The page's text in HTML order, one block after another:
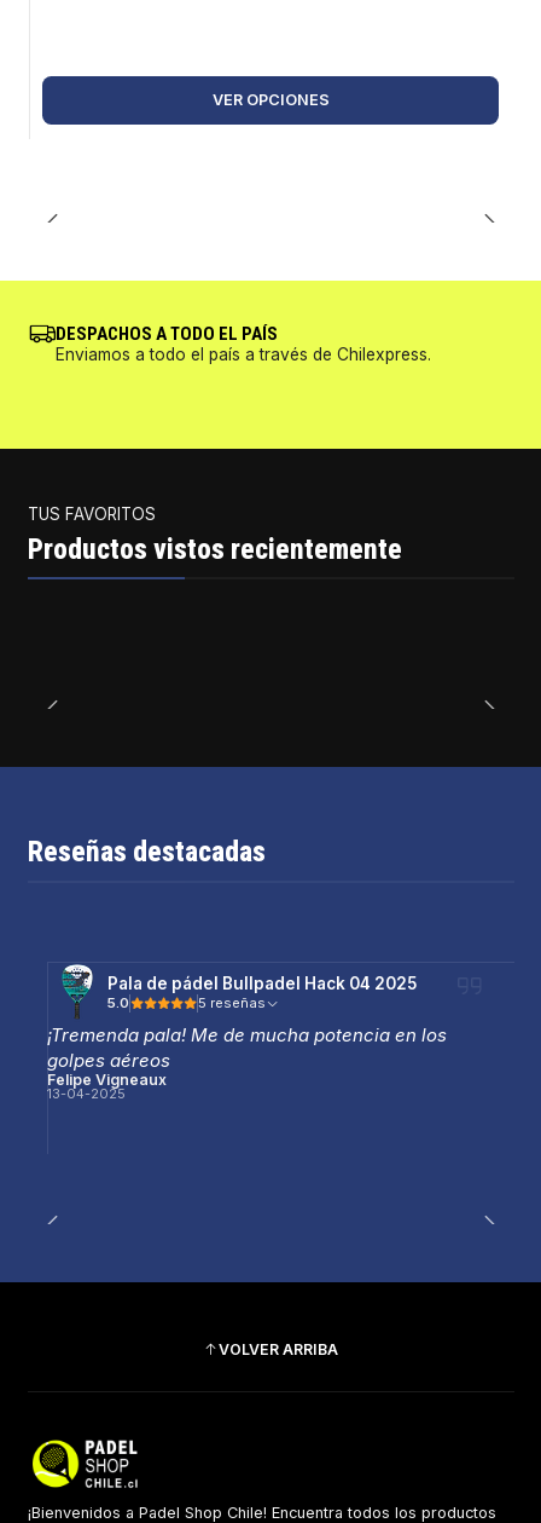
VER OPCIONES
DESPACHOS A TODO EL PAÍS
Enviamos a todo el país a través de Chilexpress.
TUS FAVORITOS
Productos vistos recientemente
Reseñas destacadas
Pala de pádel Bullpadel Hack 04 2025
5.0 5 reseñas
¡Tremenda pala! Me de mucha potencia en los
golpes aéreos
Felipe Vigneaux
13-04-2025
VOLVER ARRIBA
¡Bienvenidos a Padel Shop Chile! Encuentra todos los productos